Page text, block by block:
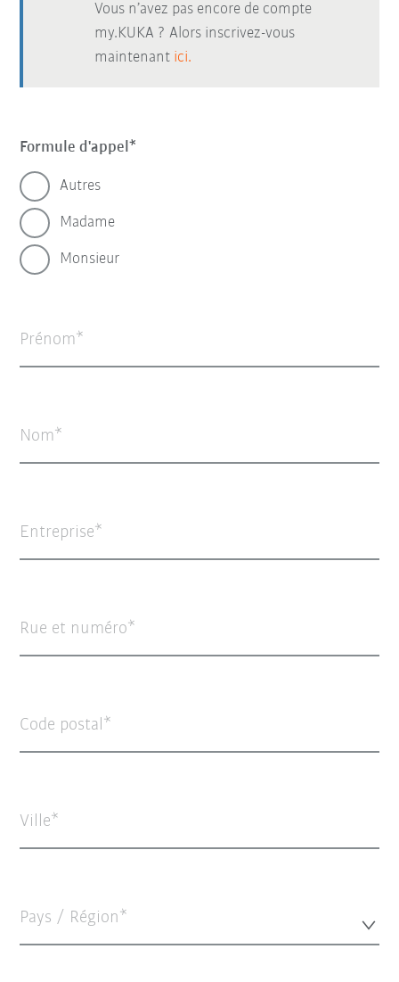
Vous n’avez pas encore de compte
my.KUKA ? Alors inscrivez-vous
maintenant ici.
Formule d'appel
Autres
Madame
Monsieur
Prénom
Nom
Entreprise
Rue et numéro
Code postal
Ville
Pays / Région*